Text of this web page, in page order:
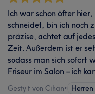
Ich war schon öfter
schneidet, bin ich noch
präzise, achtet auf
Zeit. Außerdem ist er
sodass man sich sofort
Friseur im Salon – ich
Gestylt von Cihan•